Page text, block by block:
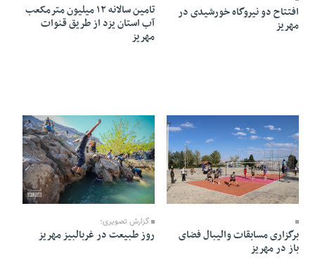
افتتاح دو نیروگاه خورشیدی در
مهریز
تامین سالانه ۱۲ میلیون مترمکعب
آب استان یزد از طریق قنوات
مهریز
15 Farvardin 1405 - 15:10
برگزاری مسابقات والیبال فضای
باز در مهریز
13 Farvardin 1405 - 22:50
گزارش تصویری؛
روز طبیعت در غربالبیز مهریز